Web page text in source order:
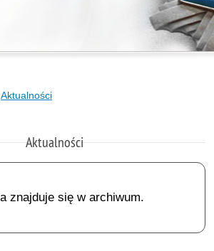
Aktualności
Aktualności
znajduje się w archiwum.